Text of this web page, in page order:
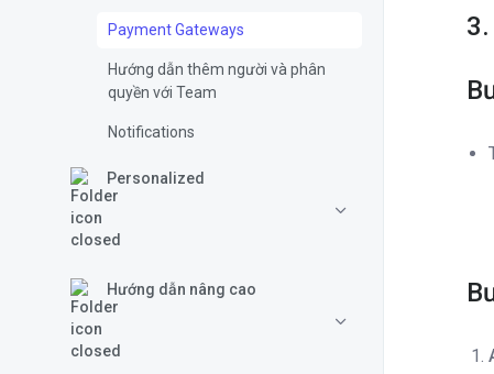
Payment Gateways
Hướng dẫn thêm người và phân
quyền với Team
Notifications
Personalized
Hướng dẫn nâng cao